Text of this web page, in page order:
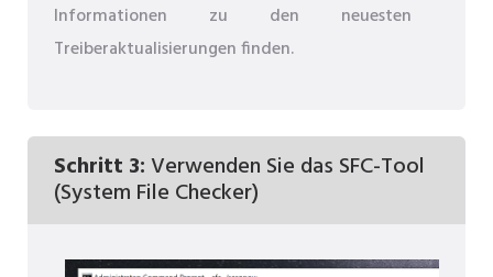
Informationen zu den neuesten
Treiberaktualisierungen finden.
Schritt 3:Verwenden Sie das SFC-Tool
(System File Checker)